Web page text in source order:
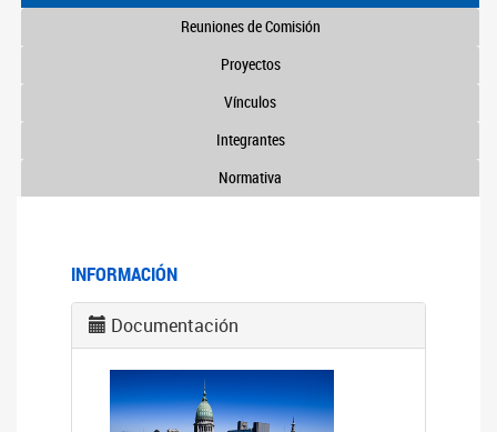
Reuniones de Comisión
Proyectos
Vínculos
Integrantes
Normativa
INFORMACIÓN
Documentación